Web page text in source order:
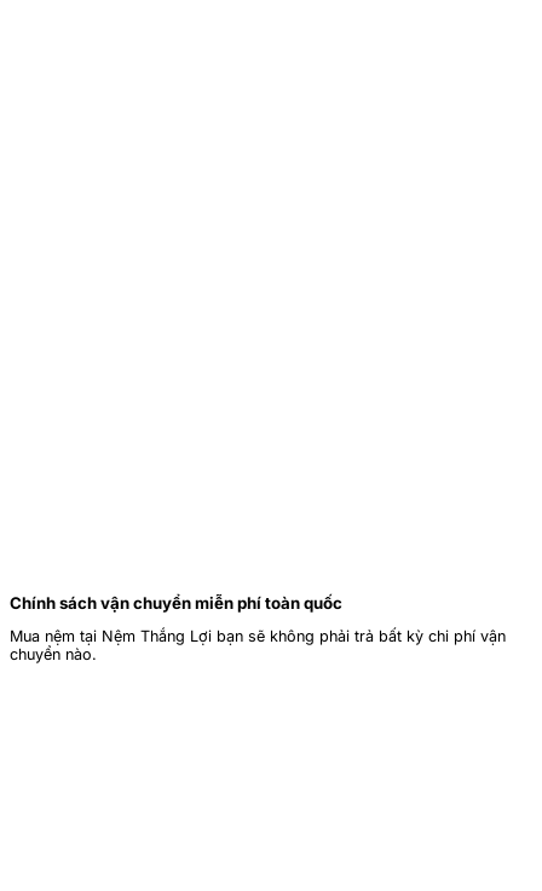
Chính sách vận chuyển miễn phí toàn quốc
Mua nệm tại Nệm Thắng Lợi bạn sẽ không phải trả bất kỳ chi phí vận
chuyển nào.